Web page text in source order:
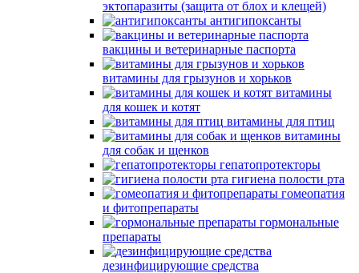
эктопаразиты (защита от блох и клещей)
антигипоксанты
вакцины и ветеринарные паспорта
витамины для грызунов и хорьков
витамины
для кошек и котят
витамины для птиц
витамины
для собак и щенков
гепатопротекторы
гигиена полости рта
гомеопатия
и фитопрепараты
гормональные
препараты
дезинфицирующие средства